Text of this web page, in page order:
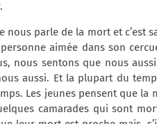
nous parle de la mort et c’est
aimée dans son
nous sentons que nous
aussi. Et la plupart du
Les jeunes pensent que
camarades qui sont